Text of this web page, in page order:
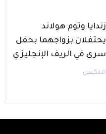
زندايا وتوم هولاند
يحتفلان بزواجهما بحفل
سري في الريف الإنجليزي
ميكس